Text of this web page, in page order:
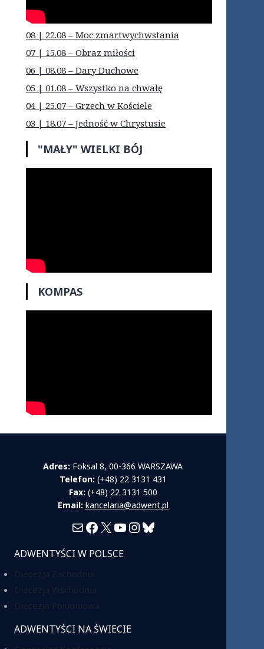
08 | 22.08 – Moc zmartwychwstania
07 | 15.08 – Obraz miłości
06 | 08.08 – Dary Duchowe
05 | 01.08 – Wszystko na chwałę
04 | 25.07 – Grzech w Kościele
03 | 18.07 – Jedność w Chrystusie
"MAŁY" WIELKI BÓJ
KOMPAS
Adres: Foksal 8, 00-366 WARSZAWA
Telefon: (+48) 22 3131 431
Fax: (+48) 22 3131 500
Email: kancelaria@adwent.pl
MailFacebook
X YouTube
Instagram
Bluesky
ADWENTYŚCI W POLSCE
ADWENTYŚCI NA ŚWIECIE